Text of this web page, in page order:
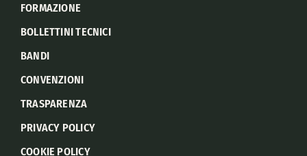
FORMAZIONE
BOLLETTINI TECNICI
BANDI
CONVENZIONI
TRASPARENZA
PRIVACY POLICY
COOKIE POLICY